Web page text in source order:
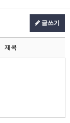
글쓰기
제목